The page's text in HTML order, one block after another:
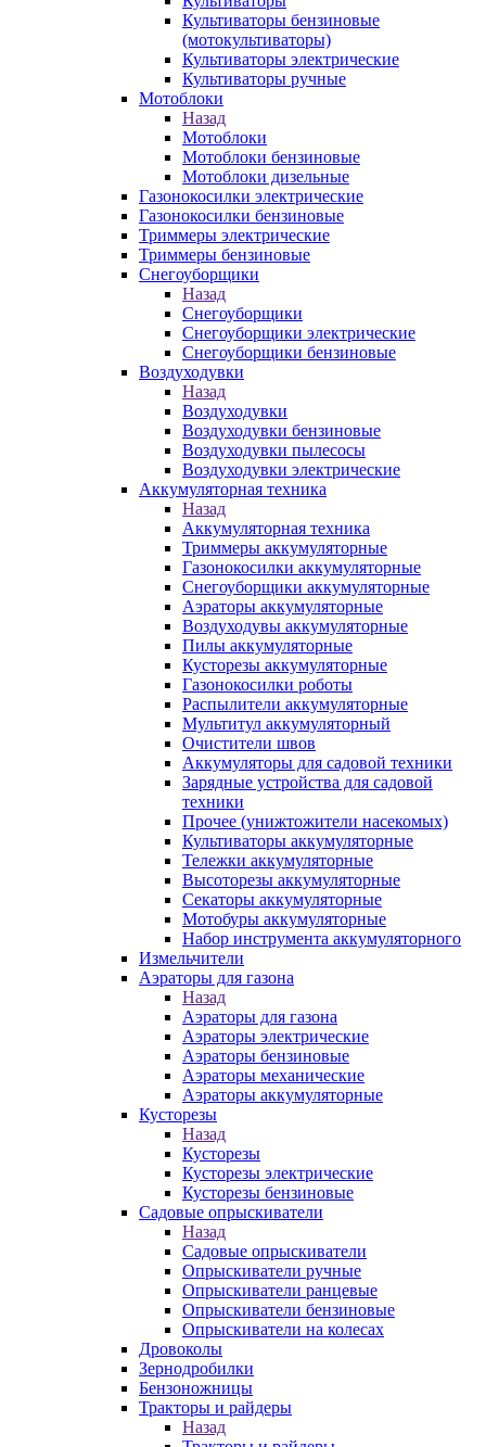
Культиваторы бензиновые
(мотокультиваторы)
Культиваторы электрические
Культиваторы ручные
Мотоблоки
Назад
Мотоблоки
Мотоблоки бензиновые
Мотоблоки дизельные
Газонокосилки электрические
Газонокосилки бензиновые
Триммеры электрические
Триммеры бензиновые
Снегоуборщики
Назад
Снегоуборщики
Снегоуборщики электрические
Снегоуборщики бензиновые
Воздуходувки
Назад
Воздуходувки
Воздуходувки бензиновые
Воздуходувки пылесосы
Воздуходувки электрические
Аккумуляторная техника
Назад
Аккумуляторная техника
Триммеры аккумуляторные
Газонокосилки аккумуляторные
Снегоуборщики аккумуляторные
Аэраторы аккумуляторные
Воздуходувы аккумуляторные
Пилы аккумуляторные
Кусторезы аккумуляторные
Газонокосилки роботы
Распылители аккумуляторные
Мультитул аккумуляторный
Очистители швов
Аккумуляторы для садовой техники
Зарядные устройства для садовой
техники
Прочее (унижтожители насекомых)
Культиваторы аккумуляторные
Тележки аккумуляторные
Высоторезы аккумуляторные
Секаторы аккумуляторные
Мотобуры аккумуляторные
Набор инструмента аккумуляторного
Измельчители
Аэраторы для газона
Назад
Аэраторы для газона
Аэраторы электрические
Аэраторы бензиновые
Аэраторы механические
Аэраторы аккумуляторные
Кусторезы
Назад
Кусторезы
Кусторезы электрические
Кусторезы бензиновые
Садовые опрыскиватели
Назад
Садовые опрыскиватели
Опрыскиватели ручные
Опрыскиватели ранцевые
Опрыскиватели бензиновые
Опрыскиватели на колесах
Дровоколы
Зернодробилки
Бензоножницы
Тракторы и райдеры
Назад